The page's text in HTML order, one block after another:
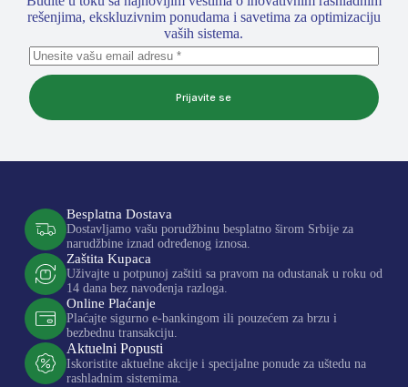
rešenjima, ekskluzivnim ponudama i savetima za optimizaciju
vaših sistema.
Prijavite se
Besplatna Dostava
Dostavljamo vašu porudžbinu besplatno širom Srbije za
narudžbine iznad određenog iznosa.
Zaštita Kupaca
Uživajte u potpunoj zaštiti sa pravom na odustanak u roku od
14 dana bez navođenja razloga.
Online Plaćanje
Plaćajte sigurno e-bankingom ili pouzećem za brzu i
bezbednu transakciju.
Aktuelni Popusti
Iskoristite aktuelne akcije i specijalne ponude za uštedu na
rashladnim sistemima.